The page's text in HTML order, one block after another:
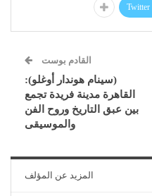
Twitter
القادم بوست
(سينام هوندار أوغلو):
القاهرة مدينة فريدة تجمع
بين عبق التاريخ وروح الفن
والموسيقى
المزيد عن المؤلف